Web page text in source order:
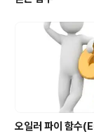
오일러 파이 함수